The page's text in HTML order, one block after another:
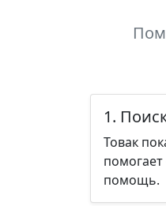
1.
Товак
помощь.